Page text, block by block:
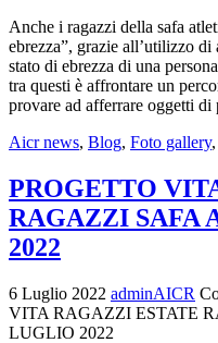
Anche i ragazzi della safa
ebrezza”, grazie all’utilizzo
stato di ebrezza di una
tra questi è affrontare un
provare ad afferrare oggetti
Aicr news, Blog, Foto gallery,
PROGETTO
RAGAZZI SAFA
2022
6 Luglio 2022 adminAICR
VITA RAGAZZI ESTATE
LUGLIO 2022